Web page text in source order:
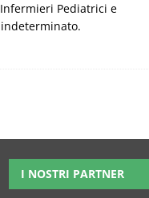
Pediatrici e
I NOSTRI PARTNER